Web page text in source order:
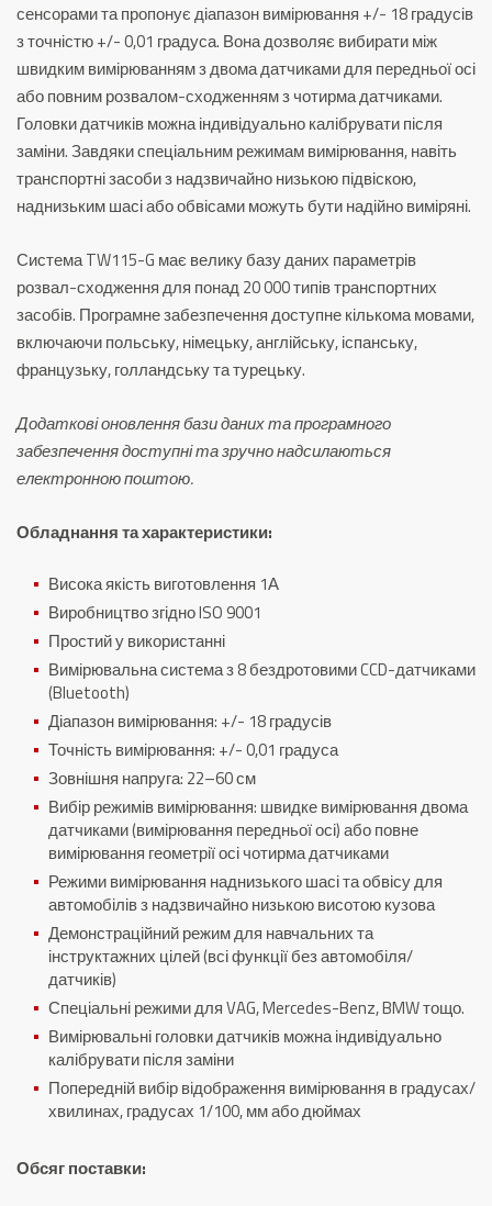
сенсорами та пропонує діапазон вимірювання +/- 18 градусів
з точністю +/- 0,01 градуса. Вона дозволяє вибирати між
швидким вимірюванням з двома датчиками для передньої осі
або повним розвалом-сходженням з чотирма датчиками.
Головки датчиків можна індивідуально калібрувати після
заміни. Завдяки спеціальним режимам вимірювання, навіть
транспортні засоби з надзвичайно низькою підвіскою,
наднизьким шасі або обвісами можуть бути надійно виміряні.
Система TW115-G має велику базу даних параметрів
розвал-сходження для понад 20 000 типів транспортних
засобів. Програмне забезпечення доступне кількома мовами,
включаючи польську, німецьку, англійську, іспанську,
французьку, голландську та турецьку.
Додаткові оновлення бази даних та програмного
забезпечення доступні та зручно надсилаються
електронною поштою.
Обладнання та характеристики:
Висока якість виготовлення 1А
Виробництво згідно ISO 9001
Простий у використанні
Вимірювальна система з 8 бездротовими CCD-датчиками
(Bluetooth)
Діапазон вимірювання: +/- 18 градусів
Точність вимірювання: +/- 0,01 градуса
Зовнішня напруга: 22–60 см
Вибір режимів вимірювання: швидке вимірювання двома
датчиками (вимірювання передньої осі) або повне
вимірювання геометрії осі чотирма датчиками
Режими вимірювання наднизького шасі та обвісу для
автомобілів з надзвичайно низькою висотою кузова
Демонстраційний режим для навчальних та
інструктажних цілей (всі функції без автомобіля/
датчиків)
Спеціальні режими для VAG, Mercedes-Benz, BMW тощо.
Вимірювальні головки датчиків можна індивідуально
калібрувати після заміни
Попередній вибір відображення вимірювання в градусах/
хвилинах, градусах 1/100, мм або дюймах
Обсяг поставки: